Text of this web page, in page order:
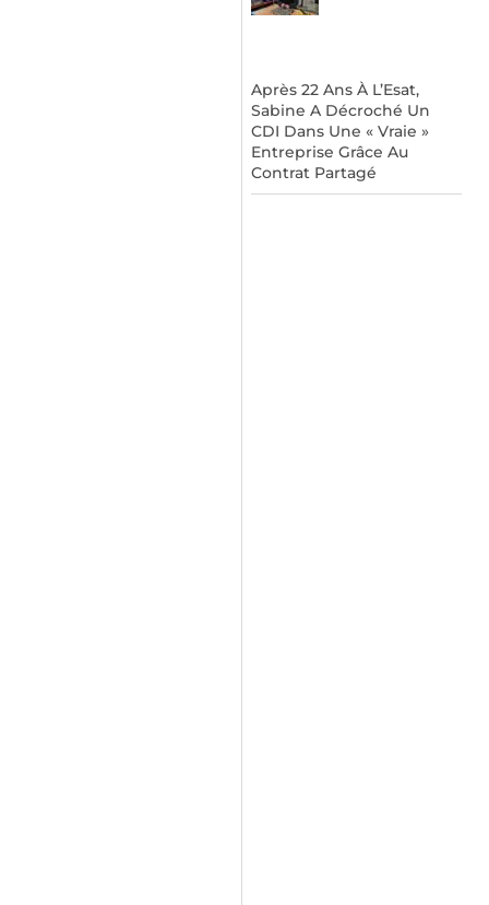
Après 22 Ans À L’Esat,
Sabine A Décroché Un
CDI Dans Une « Vraie »
Entreprise Grâce Au
Contrat Partagé